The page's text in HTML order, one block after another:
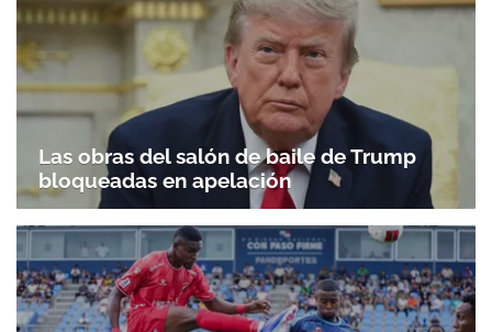
Las obras del salón de baile de Trump
bloqueadas en apelación